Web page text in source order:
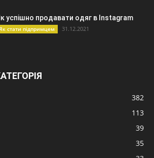
успішно продавати одяг в Instagram
стати підпримцем 31.12.2021
382
113
39
35